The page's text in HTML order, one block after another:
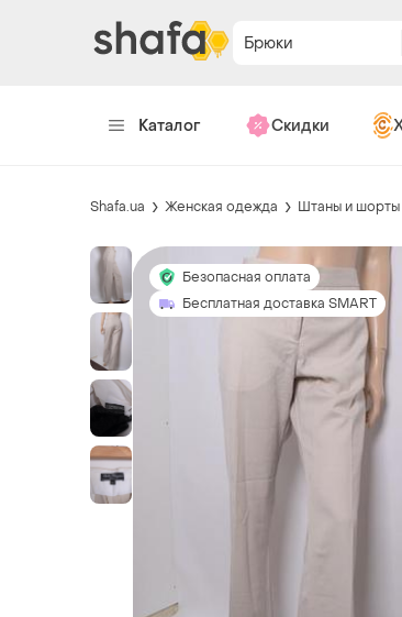
Брюки
Каталог Скидки
Shafa.ua Женская одежда Штаны и шорты
Безопасная оплата
Бесплатная доставка SMART